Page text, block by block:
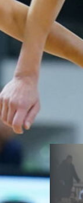
ja